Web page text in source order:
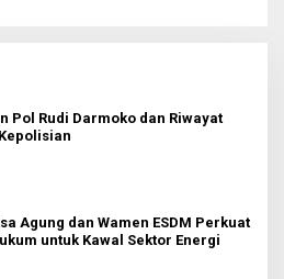
Pol Rudi Darmoko dan Riwayat
Agung dan Wamen ESDM Perkuat
untuk Kawal Sektor Energi